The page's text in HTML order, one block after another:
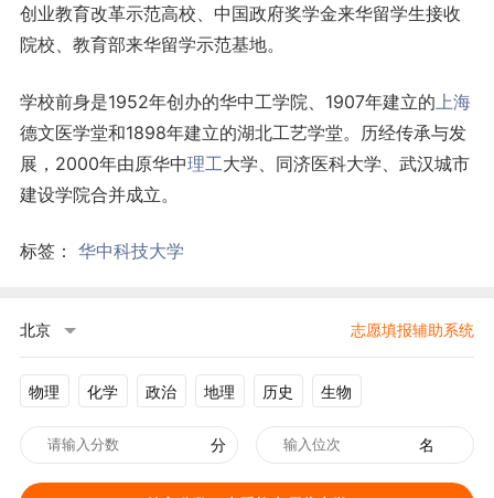
创业教育改革示范高校、中国政府奖学金来华留学生接收
院校、教育部来华留学示范基地。
学校前身是1952年创办的华中工学院、1907年建立的 上海
德文医学堂和1898年建立的湖北工艺学堂。历经传承与发
展，2000年由原华中理工大学、同济医科大学、武汉城市
建设学院合并成立。
标签： 华中科技大学
北京 志愿填报辅助系统
物理 化学 政治 地理 历史 生物
分 名